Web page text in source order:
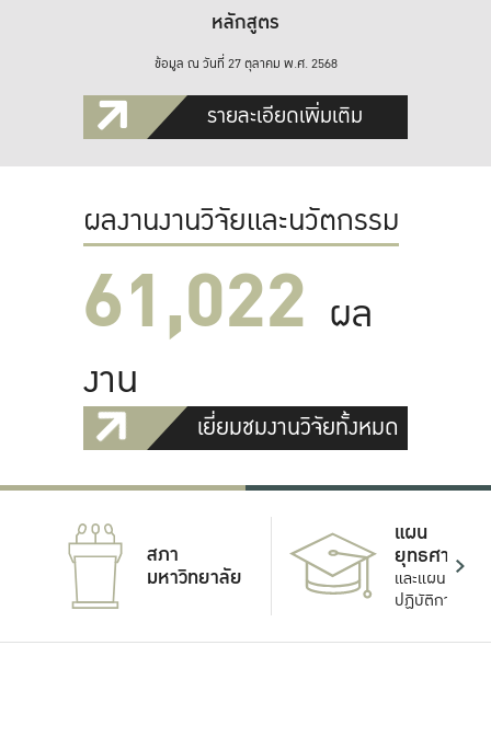
หลักสูตร
ข้อมูล ณ วันที่ 27 ตุลาคม พ.ศ. 2568
รายละเอียดเพิ่มเติม
ผลงานงานวิจัยและนวัตกรรม
61,022 ผล
งาน
เยี่ยมชมงานวิจัยทั้งหมด
สภา
มหาวิทยาลัย
แผน
ยุทธศาสตร์
และแผน
ปฏิบัติการ